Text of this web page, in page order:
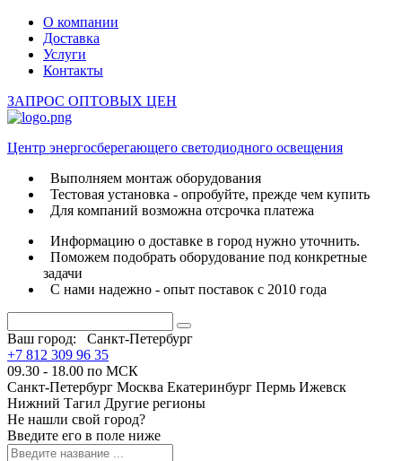
О компании
Доставка
Услуги
Контакты
ЗАПРОС ОПТОВЫХ ЦЕН
Центр энергосберегающего светодиодного освещения
Выполняем монтаж оборудования
Тестовая установка - опробуйте, прежде чем купить
Для компаний возможна отсрочка платежа
Информацию о доставке в город нужно уточнить.
Поможем подобрать оборудование под конкретные
задачи
С нами надежно - опыт поставок с 2010 года
Ваш город:
Санкт-Петербург
+7 812 309 96 35
09.30 - 18.00 по МСК
Санкт-Петербург Москва Екатеринбург Пермь Ижевск
Нижний Тагил Другие регионы
Не нашли свой город?
Введите его в поле ниже